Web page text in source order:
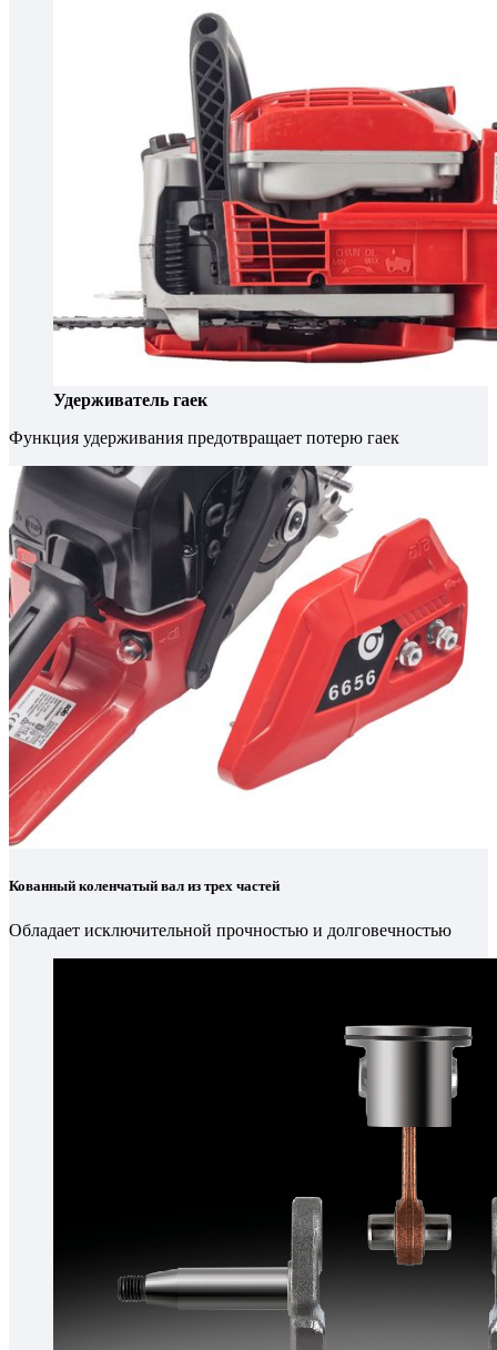
Удерживатель гаек
Функция удерживания предотвращает потерю гаек
Кованный коленчатый вал из трех частей
Обладает исключительной прочностью и долговечностью